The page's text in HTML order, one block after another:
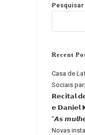
Pesquisar
Recent
Casa de
Sociais
𝗥𝗲𝗰𝗶𝘁𝗮𝗹
𝗲 𝗗𝗮𝗻𝗶𝗲𝗹
“𝘼𝙨
Novas